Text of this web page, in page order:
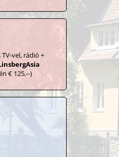
TV-vel, rádió+
€ 125,--)